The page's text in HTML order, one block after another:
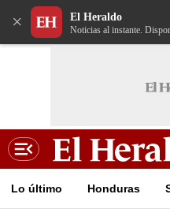
× El Heraldo
Noticias al instante.
Lo último Honduras